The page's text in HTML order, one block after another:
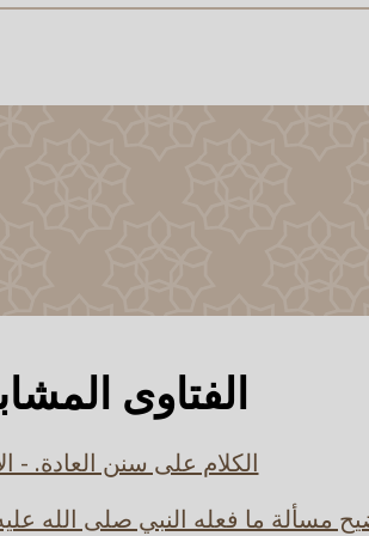
الفتاوى
الكلام على سنن العادة. -
مسألة ما فعله النبي صلى الله